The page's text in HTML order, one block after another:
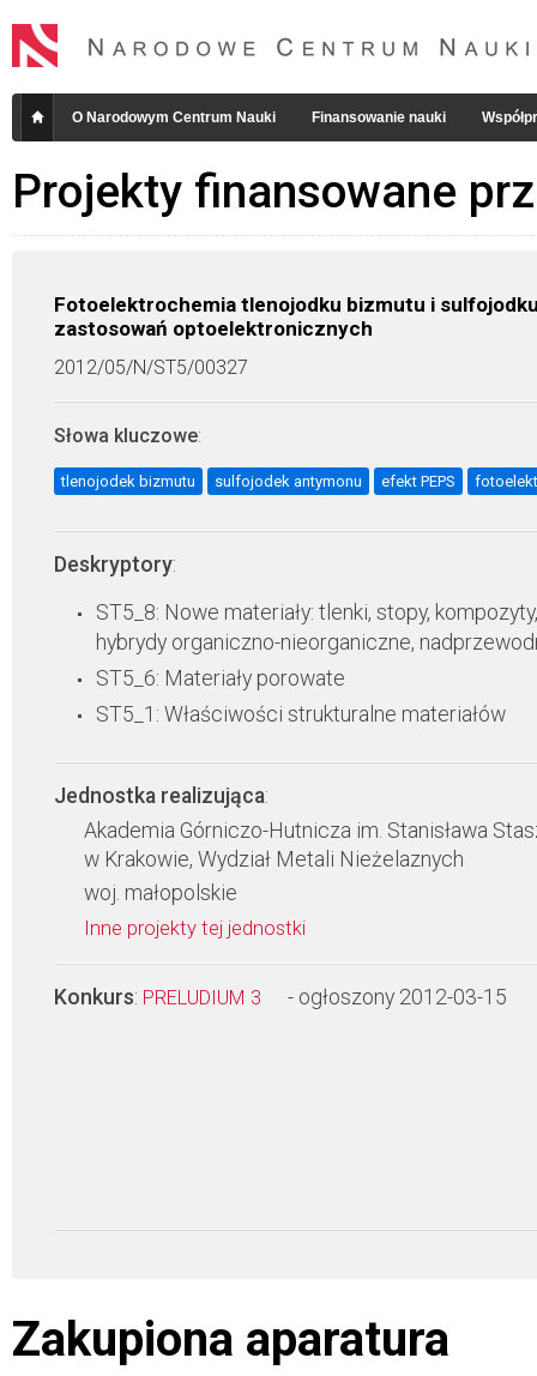
O Narodowym Centrum Nauki Finansowanie nauki
Projekty finansowane
Fotoelektrochemia tlenojodku bizmutu i
zastosowań optoelektronicznych
2012/05/N/ST5/00327
Słowa kluczowe:
tlenojodek bizmutu sulfojodek antymonu efekt PEPS
Deskryptory:
ST5_8: Nowe materiały: tlenki, stopy, kompozyty,
hybrydy organiczno-nieorganiczne,
ST5_6: Materiały porowate
ST5_1: Właściwości strukturalne materiałów
Jednostka realizująca:
Akademia Górniczo-Hutnicza im. Stanisława
w Krakowie, Wydział Metali Nieżelaznych
woj. małopolskie
Inne projekty tej jednostki
Konkurs: PRELUDIUM 3 - ogłoszony 2012-03-15
Zakupiona aparatura